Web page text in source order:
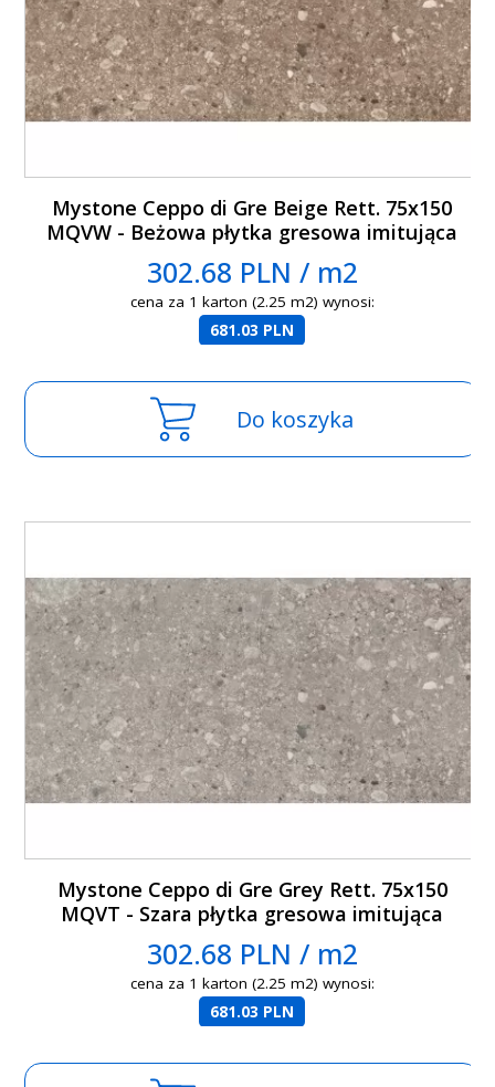
Mystone Ceppo di Gre Beige Rett. 75x150
MQVW - Beżowa płytka gresowa imitująca
lastryko
302.68 PLN / m2
cena za 1 karton (2.25 m2) wynosi:
681.03 PLN
Do koszyka
Mystone Ceppo di Gre Grey Rett. 75x150
MQVT - Szara płytka gresowa imitująca
lastryko
302.68 PLN / m2
cena za 1 karton (2.25 m2) wynosi:
681.03 PLN